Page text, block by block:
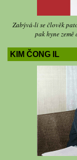
Zabývá-li se člověk
pak hyne
KIM ČONG IL